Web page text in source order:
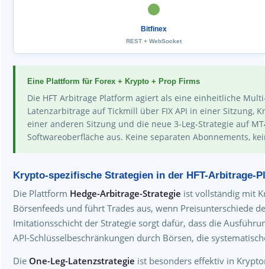
Bitfinex
REST + WebSocket
Eine Plattform für Forex + Krypto + Prop Firms
Die HFT Arbitrage Platform agiert als eine einheitliche
Latenzarbitrage auf Tickmill über FIX API in einer Sitzung,
einer anderen Sitzung und die neue 3-Leg-Strategie auf
Softwareoberfläche aus. Keine separaten Abonnements,
Krypto-spezifische Strategien in der HFT-Arbitrage-
Die Plattform Hedge-Arbitrage-Strategie ist vollständig mit
Börsenfeeds und führt Trades aus, wenn Preisunterschiede
Imitationsschicht der Strategie sorgt dafür, dass die
API-Schlüsselbeschränkungen durch Börsen, die
Die One-Leg-Latenzstrategie ist besonders effektiv in